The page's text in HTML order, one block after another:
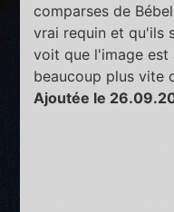
comparses de
vrai requin et qu'ils
voit que l'image est
beaucoup plus vite
Ajoutée le